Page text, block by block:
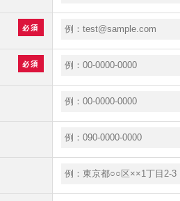
必須
必須